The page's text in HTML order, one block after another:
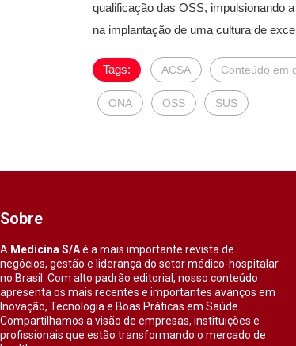
qualificação das OSS, impulsionando
na implantação de uma cultura de
Tags: ACSA Conteúdo em
ONA OSS SUS
Sobre
A Medicina S/Aé a mais importante revista de
negócios, gestão e liderança do setor médico-hospitalar
no Brasil. Com alto padrão editorial, nosso conteúdo
apresenta os mais recentes e importantes avanços em
Inovação, Tecnologia e Boas Práticas em Saúde.
Compartilhamos a visão de empresas, instituições e
profissionais que estão transformando o mercado de